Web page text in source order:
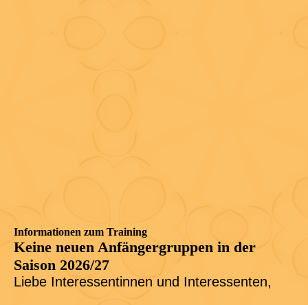
Informationen zum Training
Keine neuen Anfängergruppen in der
Saison 2026/27
Liebe Interessentinnen und Interessenten,